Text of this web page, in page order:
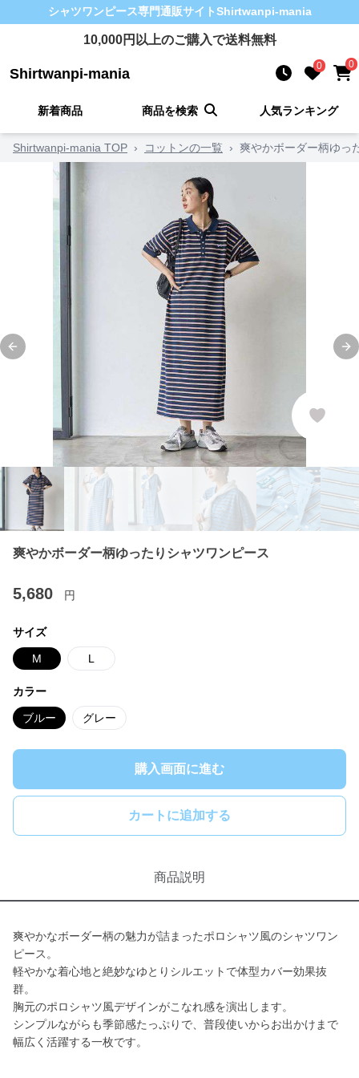
シャツワンピース専門通販サイトShirtwanpi-mania
10,000円以上のご購入で送料無料
Shirtwanpi-mania 0 0
新着商品 商品を検索 人気ランキング
Shirtwanpi-mania TOP › コットンの一覧 › 爽やかボーダー柄ゆっ
Previous slide
爽やかボーダー柄ゆったりシャツワンピース
5,680 円
サイズ
M L
カラー
ブルー グレー
購入画面に進む
カートに追加する
商品説明
爽やかなボーダー柄の魅力が詰まったポロシャツ風のシャツワン
ピース。
軽やかな着心地と絶妙なゆとりシルエットで体型カバー効果抜
群。
胸元のポロシャツ風デザインがこなれ感を演出します。
シンプルながらも季節感たっぷりで、普段使いからお出かけまで
幅広く活躍する一枚です。